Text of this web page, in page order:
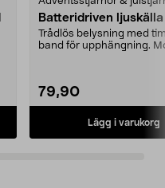
Batteridriven ljuskälla
Trådlös belysning med
band för upphängning.
79,90
Lägg i varukorg